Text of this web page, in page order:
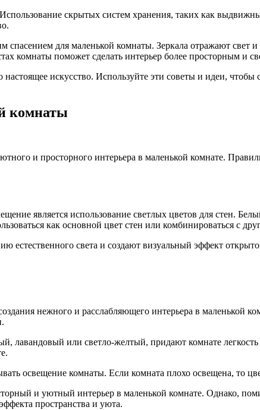
скрытых систем хранения, таких как
спасением для маленькой комнаты. Зеркала отражают
комнаты поможет сделать интерьер более просторным и
настоящее искусство. Используйте эти советы и идеи,
комнаты
и просторного интерьера в маленькой комнате.
является использование светлых цветов для стен.
как основной цвет стен или комбинироваться с
естественного света и создают визуальный эффект
нежного и расслабляющего интерьера в маленькой
лавандовый или светло-желтый, придают комнате
освещение комнаты. Если комната плохо освещена, то
и уютный интерьер в маленькой комнате. Однако,
пространства и уюта.